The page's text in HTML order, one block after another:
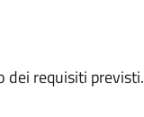
dei requisiti previsti.